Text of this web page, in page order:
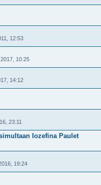
12:53
10:25
14:12
23:11
Iozefina Paulet
19:24